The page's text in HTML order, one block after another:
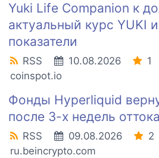
Yuki Life Companion к
актуальный курс YUKI
показатели
RSS 10.08.2026 1
coinspot.io
Фонды Hyperliquid
после 3-х недель оттока
RSS 09.08.2026 2
ru.beincrypto.com